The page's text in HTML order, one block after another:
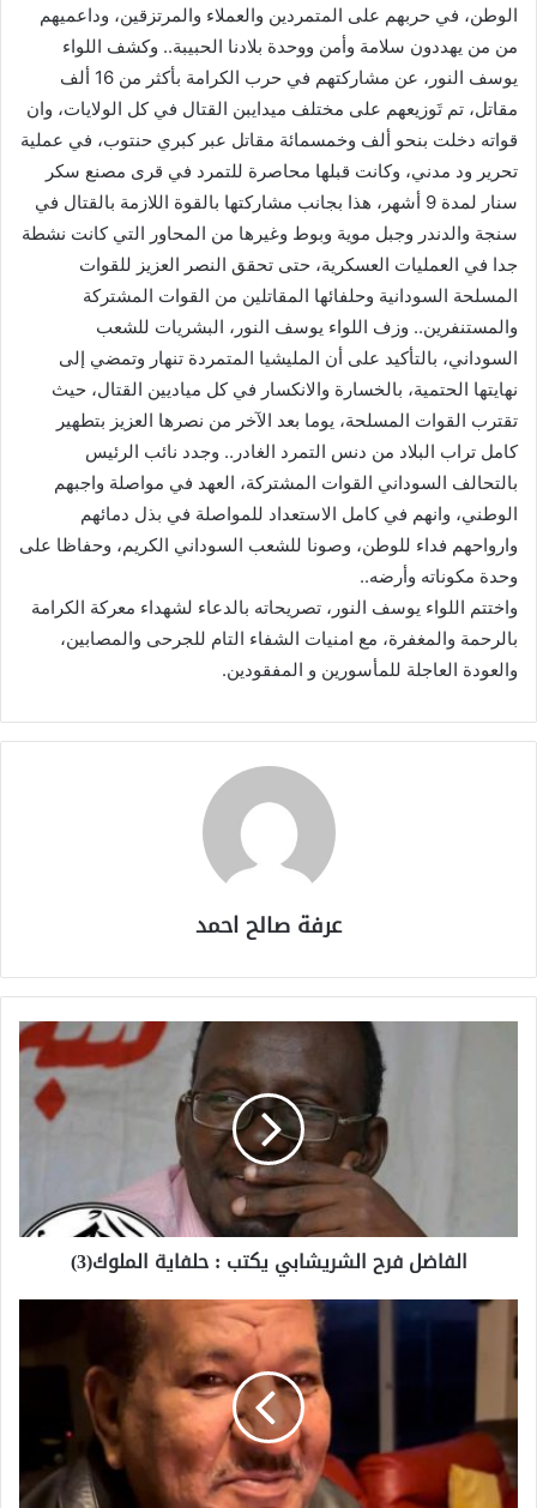
الوطن، في حربهم على المتمردين والعملاء والمرتزقين، وداعميهم
من من يهددون سلامة وأمن ووحدة بلادنا الحبيبة.. وكشف اللواء
يوسف النور، عن مشاركتهم في حرب الكرامة بأكثر من 16 ألف
مقاتل، تم تَوزيعهم على مختلف ميدايبن القتال في كل الولايات، وان
قواته دخلت بنحو ألف وخمسمائة مقاتل عبر كبري حنتوب، في عملية
تحرير ود مدني، وكانت قبلها محاصرة للتمرد في قرى مصنع سكر
سنار لمدة 9 أشهر، هذا بجانب مشاركتها بالقوة اللازمة بالقتال في
سنجة والدندر وجبل موية وبوط وغيرها من المحاور التي كانت نشطة
جدا في العمليات العسكرية، حتى تحقق النصر العزيز للقوات
المسلحة السودانية وحلفائها المقاتلين من القوات المشتركة
والمستنفرين.. وزف اللواء يوسف النور، البشريات للشعب
السوداني، بالتأكيد على أن المليشيا المتمردة تنهار وتمضي إلى
نهايتها الحتمية، بالخسارة والانكسار في كل مياديين القتال، حيث
تقترب القوات المسلحة، يوما بعد الآخر من نصرها العزيز بتطهير
كامل تراب البلاد من دنس التمرد الغادر.. وجدد ‏نائب الرئيس
بالتحالف السوداني القوات المشتركة، العهد في مواصلة واجبهم
الوطني، وانهم في كامل الاستعداد للمواصلة في بذل دمائهم
وارواحهم فداء للوطن، وصونا للشعب السوداني الكريم، وحفاظا على
وحدة مكوناته وأرضه..
واختتم اللواء يوسف النور، تصريحاته بالدعاء لشهداء معركة الكرامة
بالرحمة والمغفرة، مع امنيات الشفاء التام للجرحى والمصابين،
والعودة العاجلة للمأسورين و المفقودين.
عرفة صالح احمد
الفاضل فرح الشريشابي يكتب : حلفاية الملوك(3)